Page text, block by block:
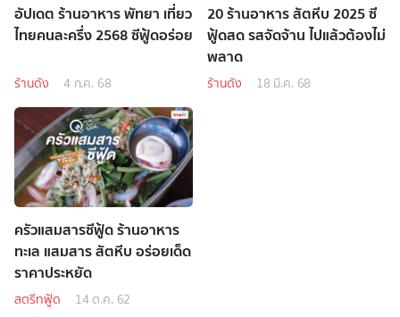
อัปเดต ร้านอาหาร พัทยา เที่ยว
ไทยคนละครึ่ง 2568 ซีฟู้ดอร่อย
ร้านดัง 4 ก.ค. 68
20 ร้านอาหาร สัตหีบ 2025 ซี
ฟู้ดสด รสจัดจ้าน ไปแล้วต้องไม่
พลาด
ร้านดัง 18 มี.ค. 68
ครัวแสมสารซีฟู้ด ร้านอาหาร
ทะเล แสมสาร สัตหีบ อร่อยเด็ด
ราคาประหยัด
สตรีทฟู้ด 14 ต.ค. 62